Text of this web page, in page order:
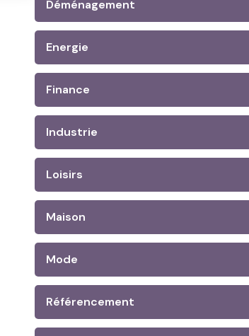
Déménagement
Energie
Finance
Industrie
Loisirs
Maison
Mode
Référencement